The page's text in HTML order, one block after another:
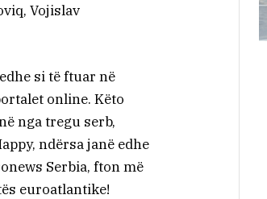
Vojislav
si të ftuar në
online. Këto
nga tregu serb,
ndërsa janë edhe
Serbia, fton më
euroatlantike!